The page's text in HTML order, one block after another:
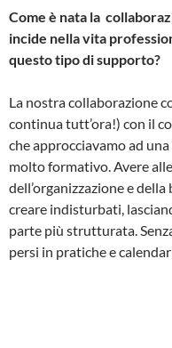
Come è nata la
incide nella vita
questo tipo di supporto?
La nostra collaborazione
continua tutt’ora!) con il
che approcciavamo ad
molto formativo. Avere
dell’organizzazione e
creare indisturbati,
parte più strutturata.
persi in pratiche e